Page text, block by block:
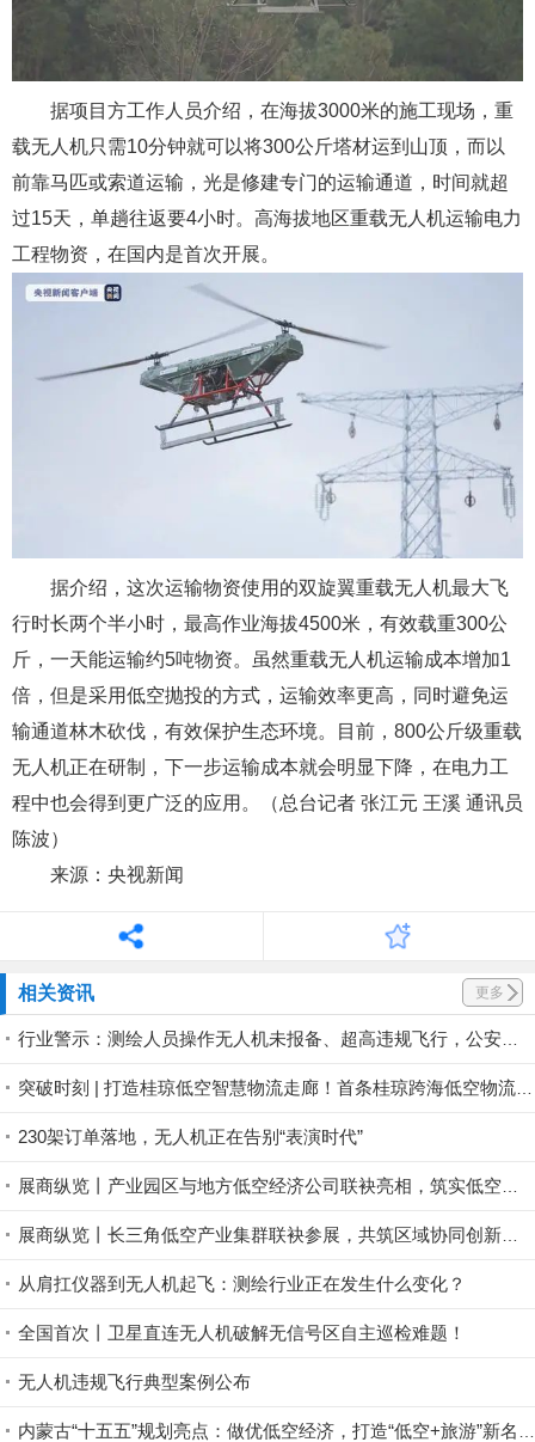
据项目方工作人员介绍，在海拔3000米的施工现场，重
载无人机只需10分钟就可以将300公斤塔材运到山顶，而以
前靠马匹或索道运输，光是修建专门的运输通道，时间就超
过15天，单趟往返要4小时。高海拔地区重载无人机运输电力
工程物资，在国内是首次开展。
据介绍，这次运输物资使用的双旋翼重载无人机最大飞
行时长两个半小时，最高作业海拔4500米，有效载重300公
斤，一天能运输约5吨物资。虽然重载无人机运输成本增加1
倍，但是采用低空抛投的方式，运输效率更高，同时避免运
输通道林木砍伐，有效保护生态环境。目前，800公斤级重载
无人机正在研制，下一步运输成本就会明显下降，在电力工
程中也会得到更广泛的应用。（总台记者 张江元 王溪 通讯员
陈波）
来源：央视新闻
相关资讯 更多
230架订单落地，无人机正在告别“表演时代”
从肩扛仪器到无人机起飞：测绘行业正在发生什么变化？
全国首次丨卫星直连无人机破解无信号区自主巡检难题！
无人机违规飞行典型案例公布